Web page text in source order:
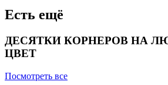
Есть ещё
ДЕСЯТКИ КОРНЕРОВ НА
ЦВЕТ
Посмотреть все